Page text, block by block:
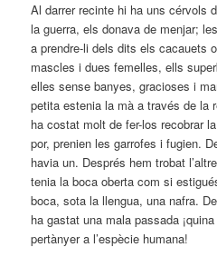
Al darrer recinte hi ha uns cérvols
la guerra, els donava de menjar;
a prendre-li dels dits els cacauets
mascles i dues femelles, ells
elles sense banyes, gracioses i
petita estenia la mà a través de la
ha costat molt de fer-los recobrar
por, prenien les garrofes i fugien.
havia un. Després hem trobat
tenia la boca oberta com si
boca, sota la llengua, una nafra.
ha gastat una mala passada
pertànyer a l’espècie humana!